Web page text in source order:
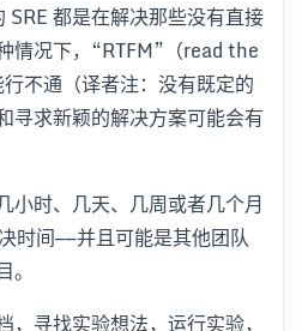
都是在解决那些没有直接
情况下，“RTFM”（read the
不通（译者注：没有既定的
寻求新颖的解决方案可能会有
小时、几天、几周或者几个月
时间——并且可能是其他团队
寻找实验想法，运行实验，